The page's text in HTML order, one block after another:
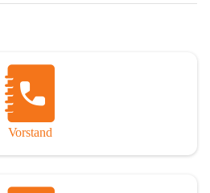
Vorstand